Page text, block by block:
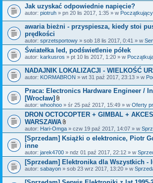
Jak uzyskać odpowiednie napięcie?
autor: piotruh » pn 20 lis 2017, 1:35 » w Początkujący
awaria bieżni - przyspiesza, kiedy stoi
prędkości
autor: sprzetsportowy » sob 18 lis 2017, 0:41 » w
Światełka led, podświetlenie półek
autor: karkusros » pt 10 lis 2017, 1:20 » w
NADAJNIK LOKALIZACJI - WIELKOŚĆ
autor: KORMABRON » wt 31 paź 2017, 23:13 » w
Praca: Electronics Hardware Engineer /
[Wrocław]
Z
a
ł
ą
c
z
k
i
autor: whoohoo » śr 25 paź 2017, 15:49 » w Oferty
DRON OCTOCOPTER + GIMBAL +
WARSZAWA
Z
a
ł
c
z
n
i
i
autor: Hari-Omga » czw 19 paź 2017, 14:07 » w
[Sprzedam] Książki o elektronice, Piotr
inne
autor: jarek4700 » ndz 01 paź 2017, 22:12 » w
[Sprzedam] Elektronika dla Wszystkich -
autor: sabayon » sob 23 wrz 2017, 13:20 » w